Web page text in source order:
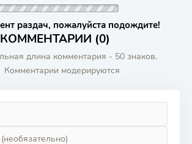
раздач, пожалуйста подождите!
КОММЕНТАРИИ (0)
длина комментария - 50 знаков.
Комментарии модерируются